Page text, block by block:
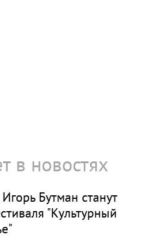
новостях
Бутман станут
"Культурный